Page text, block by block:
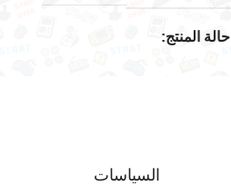
حالة المنتج
جيدة جدا
السياسات